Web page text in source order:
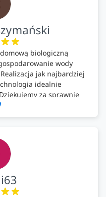
biologiczną
wody
jak najbardziej
idealnie
za sprawnie
Polecam!